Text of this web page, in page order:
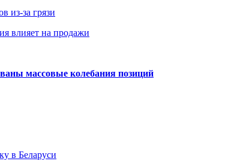
из-за грязи
влияет на продажи
массовые колебания позиций
в Беларуси